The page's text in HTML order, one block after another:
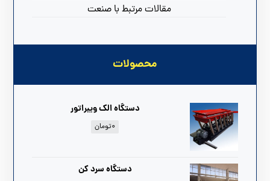
مقالات مرتبط با صنعت
محصولات
دستگاه الک ویبراتور
۰تومان
دستگاه سرد کن